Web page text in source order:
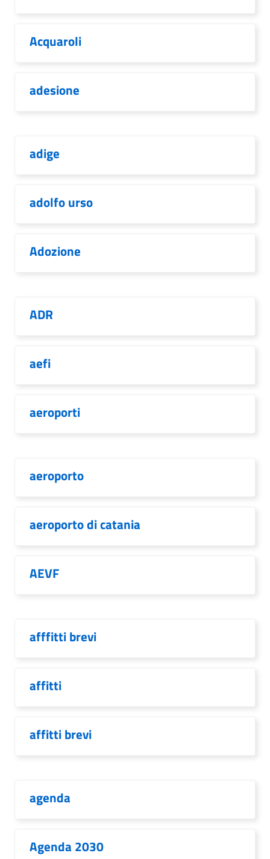
Acquaroli
adesione
adige
adolfo urso
Adozione
ADR
aefi
aeroporti
aeroporto
aeroporto di catania
AEVF
afffitti brevi
affitti
affitti brevi
agenda
Agenda 2030